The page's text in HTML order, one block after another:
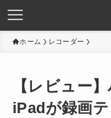
ホーム レコーダー
【レビュー
iPadが録画